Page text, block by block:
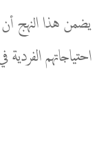
يضمن هذا النهج أن
احتياجاتهم